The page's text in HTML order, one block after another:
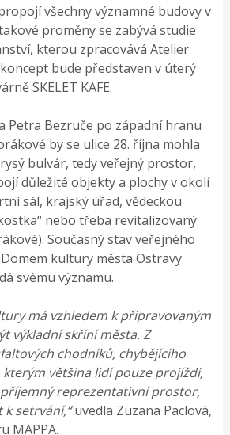
všechny významné budovy v
proměny se zabývá studie
kterou zpracovává Atelier
bude představen v úterý
SKELET KAFE.
Petra Bezruče po západní hranu
by se ulice 28. října mohla
bulvár, tedy veřejný prostor,
důležité objekty a plochy v okolí
sál, krajský úřad, vědeckou
nebo třeba revitalizovaný
Současný stav veřejného
kultury města Ostravy
svému významu.
má vzhledem k připravovaným
výkladní skříní města. Z
chodníků, chybějícího
většina lidí pouze projíždí,
reprezentativní prostor,
setrvání,“uvedla Zuzana Paclová,
MAPPA.